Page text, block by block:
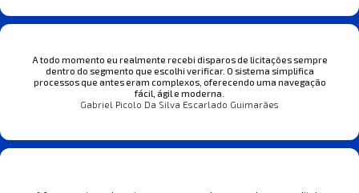
A todo momento eu realmente recebi disparos de licitações sempre
dentro do segmento que escolhi verificar. O sistema simplifica
processos que antes eram complexos, oferecendo uma navegação
fácil, ágil e moderna.
Gabriel Picolo Da Silva Escarlado Guimarães